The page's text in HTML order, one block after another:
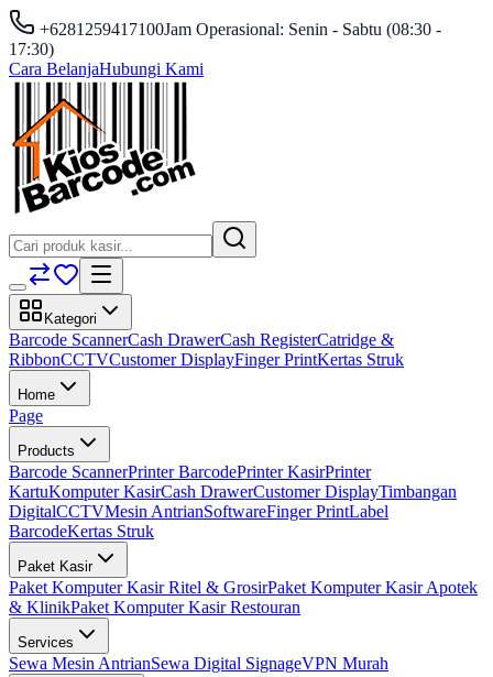
+6281259417100Jam Operasional: Senin - Sabtu (08:30 -
17:30)
Cara BelanjaHubungi Kami
Kategori
Barcode ScannerCash DrawerCash RegisterCatridge &
RibbonCCTVCustomer DisplayFinger PrintKertas Struk
Home
Page
Products
Barcode ScannerPrinter BarcodePrinter KasirPrinter
KartuKomputer KasirCash DrawerCustomer DisplayTimbangan
DigitalCCTVMesin AntrianSoftwareFinger PrintLabel
BarcodeKertas Struk
Paket Kasir
Paket Komputer Kasir Ritel & GrosirPaket Komputer Kasir Apotek
& KlinikPaket Komputer Kasir Restouran
Services
Sewa Mesin AntrianSewa Digital SignageVPN Murah